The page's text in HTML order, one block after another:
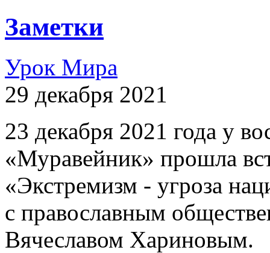
Заметки
Урок Мира
29 декабря 2021
23 декабря 2021 года у
«Муравейник» прошла
«Экстремизм - угроза
с православным
Вячеславом Хариновым.